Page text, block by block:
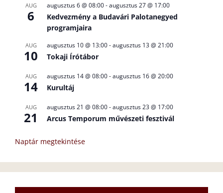
AUG
6
augusztus 6 @ 08:00-augusztus 27 @ 17:00
Kedvezmény a Budavári Palotanegyed
programjaira
AUG
10
augusztus 10 @ 13:00-augusztus 13 @ 21:00
Tokaji Írótábor
AUG
14
augusztus 14 @ 08:00-augusztus 16 @ 20:00
Kurultáj
AUG
21
augusztus 21 @ 08:00-augusztus 23 @ 17:00
Arcus Temporum művészeti fesztivál
Naptár megtekintése